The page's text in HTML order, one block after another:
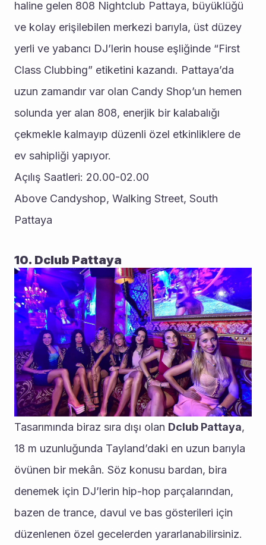
haline gelen 808 Nightclub Pattaya, büyüklüğü
ve kolay erişilebilen merkezi barıyla, üst düzey
yerli ve yabancı DJ’lerin house eşliğinde “First
Class Clubbing” etiketini kazandı. Pattaya’da
uzun zamandır var olan Candy Shop’un hemen
solunda yer alan 808, enerjik bir kalabalığı
çekmekle kalmayıp düzenli özel etkinliklere de
ev sahipliği yapıyor.
Açılış Saatleri: 20.00-02.00
Above Candyshop, Walking Street, South
Pattaya
10. Dclub Pattaya
Tasarımında biraz sıra dışı olan Dclub Pattaya,
18 m uzunluğunda Tayland’daki en uzun barıyla
övünen bir mekân. Söz konusu bardan, bira
denemek için DJ’lerin hip-hop parçalarından,
bazen de trance, davul ve bas gösterileri için
düzenlenen özel gecelerden yararlanabilirsiniz.